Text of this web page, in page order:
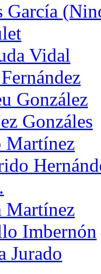
García
Vidal
González
Gonzáles
Martínez
Martínez
Imbernón
Jurado